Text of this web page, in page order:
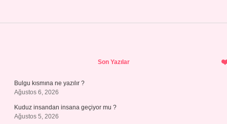
Son Yazılar
Bulgu kısmına ne yazılır ?
Ağustos 6, 2026
Kuduz insandan insana geçiyor mu ?
Ağustos 5, 2026